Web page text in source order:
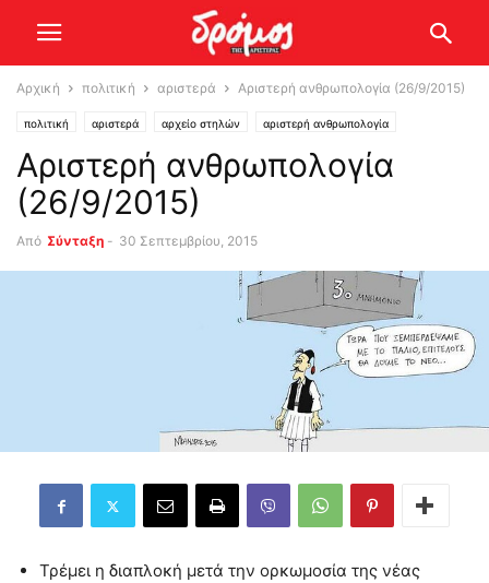
Αρχική πολιτική αριστερά Αριστερή ανθρωπολογία (26/9/2015)
πολιτική αριστερά αρχείο στηλών αριστερή ανθρωπολογία
Αριστερή ανθρωπολογία
(26/9/2015)
Από Σύνταξη - 30 Σεπτεμβρίου, 2015
Τρέμει η διαπλοκή μετά την ορκωμοσία της νέας